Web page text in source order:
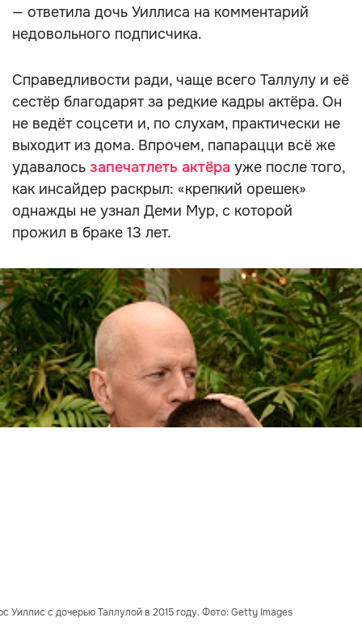
— ответила дочь Уиллиса на комментарий
недовольного подписчика.
Справедливости ради, чаще всего Таллулу и её
сестёр благодарят за редкие кадры актёра. Он
не ведёт соцсети и, по слухам, практически не
выходит из дома. Впрочем, папарацци всё же
удавалось запечатлеть актёра уже после того,
как инсайдер раскрыл: «крепкий орешек»
однажды не узнал Деми Мур, с которой
прожил в браке 13 лет.
Уиллис с дочерью Таллулой в 2015 году. Фото: Getty Images